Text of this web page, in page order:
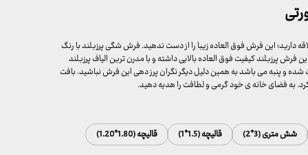
این فرش فوق العاده زیبا را از دست ندهید. فرش شگی پرزبلند با رنگ
پرزبلند کیفیت فوق العاده بالایی داشته و با مدرن ترین الیاف پرزبلند
پنبه می باشد به همین دلیل دیگر نگران پرز دهی این فرش نباشید. بافت
به فضای خانه ی خود گرمی و لطافت را هدیه دهید.
شش متری (3*2) قالیچه (1.5*1)
قالیچه (1.80*1.20)